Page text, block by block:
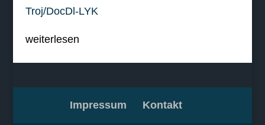
Troj/DocDl-LYK
weiterlesen
Impressum Kontakt